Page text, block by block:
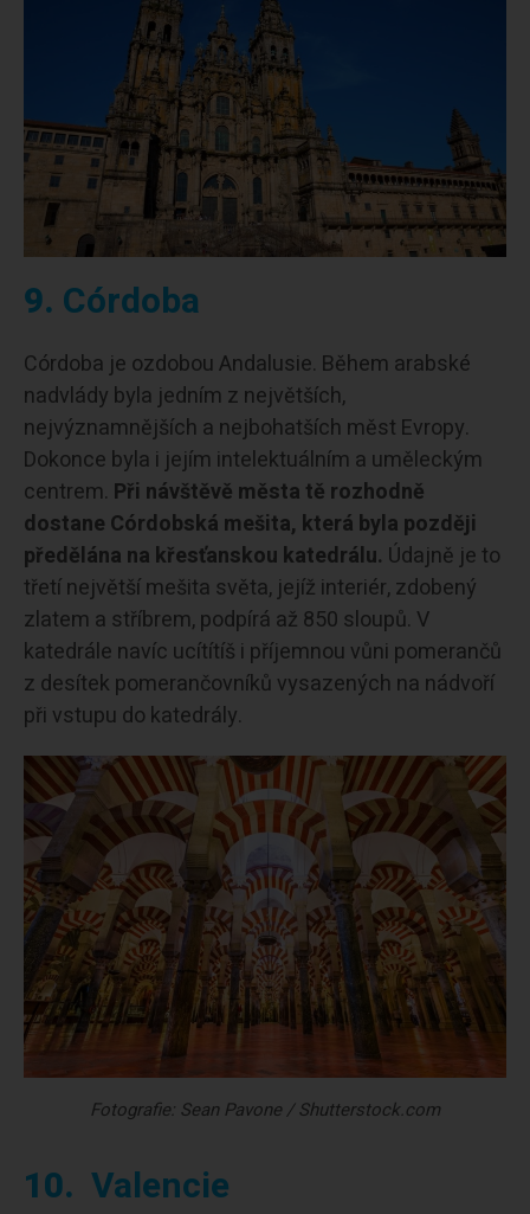
9. Córdoba
Córdoba je ozdobou Andalusie. Během arabské
nadvlády byla jedním z největších,
nejvýznamnějších a nejbohatších měst Evropy.
Dokonce byla i jejím intelektuálním a uměleckým
centrem. Při návštěvě města tě rozhodně
dostane Córdobská mešita, která byla později
předělána na křesťanskou katedrálu. Údajně je to
třetí největší mešita světa, jejíž interiér, zdobený
zlatem a stříbrem, podpírá až 850 sloupů. V
katedrále navíc ucítítíš i příjemnou vůni pomerančů
z desítek pomerančovníků vysazených na nádvoří
při vstupu do katedrály.
Fotografie: Sean Pavone / Shutterstock.com
10. Valencie